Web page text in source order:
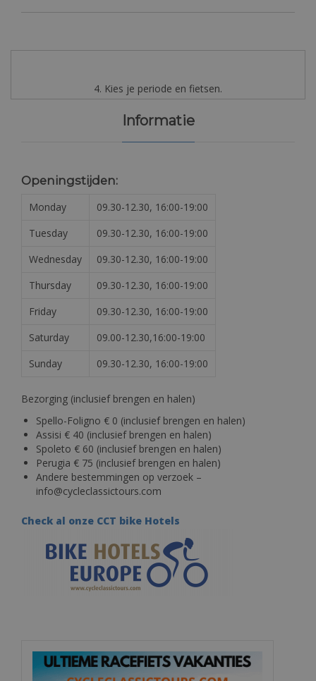
4. Kies je periode en fietsen.
Informatie
Openingstijden:
Monday
09.30-12.30, 16:00-19:00
Tuesday
09.30-12.30, 16:00-19:00
Wednesday
09.30-12.30, 16:00-19:00
Thursday
09.30-12.30, 16:00-19:00
Friday
09.30-12.30, 16:00-19:00
Saturday
09.00-12.30,16:00-19:00
Sunday
09.30-12.30, 16:00-19:00
Bezorging (inclusief brengen en halen)
Spello-Foligno € 0 (inclusief brengen en halen)
Assisi € 40 (inclusief brengen en halen)
Spoleto € 60 (inclusief brengen en halen)
Perugia € 75 (inclusief brengen en halen)
Andere bestemmingen op verzoek –
info@cycleclassictours.com
Check al onze CCT bike Hotels